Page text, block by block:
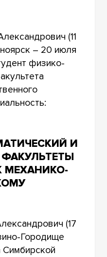
(11
– 20 июля
физико-
И
МЕХАНИКО-
(17
Городище
Симбирской